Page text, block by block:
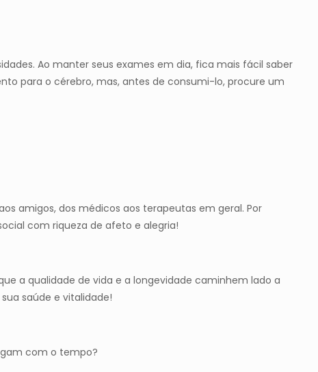
Ao manter seus exames em dia, fica mais fácil saber
para o cérebro, mas, antes de consumi-lo, procure um
amigos, dos médicos aos terapeutas em geral. Por
com riqueza de afeto e alegria!
a qualidade de vida e a longevidade caminhem lado a
saúde e vitalidade!
com o tempo?